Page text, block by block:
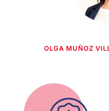
OLGA MUÑOZ